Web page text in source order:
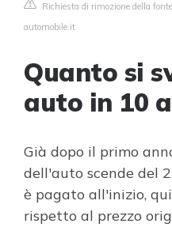
Richiesta di rimozione della fonte
automobile.it
Quanto si
auto in 10
Già dopo il primo
dell'auto scende del
è pagato all'inizio,
rispetto al prezzo